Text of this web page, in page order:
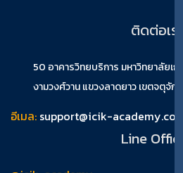
ติดต่อเรา
50 อาคารวิทยบริการ มหาวิทยาลัยเก
งามวงศ์วาน แขวงลาดยาว เขตจตุจัก
อีเมล: support@icik-academy.com
Line